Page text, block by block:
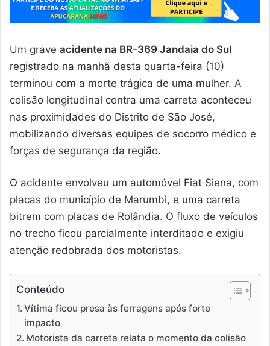
Um grave acidente na BR-369 Jandaia do Sul
registrado na manhã desta quarta-feira (10)
terminou com a morte trágica de uma mulher. A
colisão longitudinal contra uma carreta aconteceu
nas proximidades do Distrito de São José,
mobilizando diversas equipes de socorro médico e
forças de segurança da região.
O acidente envolveu um automóvel Fiat Siena, com
placas do município de Marumbi, e uma carreta
bitrem com placas de Rolândia. O fluxo de veículos
no trecho ficou parcialmente interditado e exigiu
atenção redobrada dos motoristas.
Conteúdo
Vítima ficou presa às ferragens após forte
impacto
Motorista da carreta relata o momento da colisão